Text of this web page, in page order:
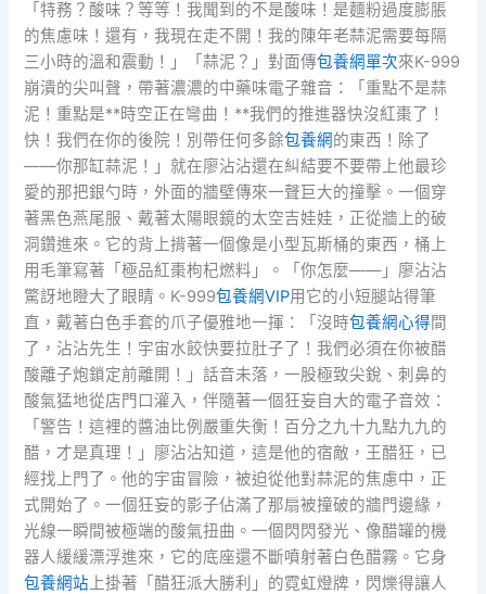
「特務？酸味？等等！我聞到的不是酸味！是麵粉過度膨脹
的焦慮味！還有，我現在走不開！我的陳年老蒜泥需要每隔
三小時的溫和震動！」「蒜泥？」對面傳包養網單次來K-999
崩潰的尖叫聲，帶著濃濃的中藥味電子雜音：「重點不是蒜
泥！重點是**時空正在彎曲！**我們的推進器快沒紅棗了！
快！我們在你的後院！別帶任何多餘包養網的東西！除了
——你那缸蒜泥！」就在廖沾沾還在糾結要不要帶上他最珍
愛的那把銀勺時，外面的牆壁傳來一聲巨大的撞擊。一個穿
著黑色燕尾服、戴著太陽眼鏡的太空吉娃娃，正從牆上的破
洞鑽進來。它的背上揹著一個像是小型瓦斯桶的東西，桶上
用毛筆寫著「極品紅棗枸杞燃料」。「你怎麼——」廖沾沾
驚訝地瞪大了眼睛。K-999包養網VIP用它的小短腿站得筆
直，戴著白色手套的爪子優雅地一揮：「沒時包養網心得間
了，沾沾先生！宇宙水餃快要拉肚子了！我們必須在你被醋
酸離子炮鎖定前離開！」話音未落，一股極致尖銳、刺鼻的
酸氣猛地從店門口灌入，伴隨著一個狂妄自大的電子音效：
「警告！這裡的醬油比例嚴重失衡！百分之九十九點九九的
醋，才是真理！」廖沾沾知道，這是他的宿敵，王醋狂，已
經找上門了。他的宇宙冒險，被迫從他對蒜泥的焦慮中，正
式開始了。一個狂妄的影子佔滿了那扇被撞破的牆門邊緣，
光線一瞬間被極端的酸氣扭曲。一個閃閃發光、像醋罐的機
器人緩緩漂浮進來，它的底座還不斷噴射著白色醋霧。它身
包養網站 上掛著「醋狂派大勝利」的霓虹燈牌，閃爍得讓人